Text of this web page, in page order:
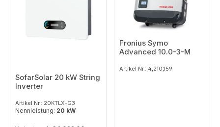
SofarSolar 20 kW String
Inverter
Artikel Nr.: 20KTLX-G3
Nennleistung: 20 kW
Fronius Symo
Advanced 10.0-3-M
Artikel Nr.: 4,210,159